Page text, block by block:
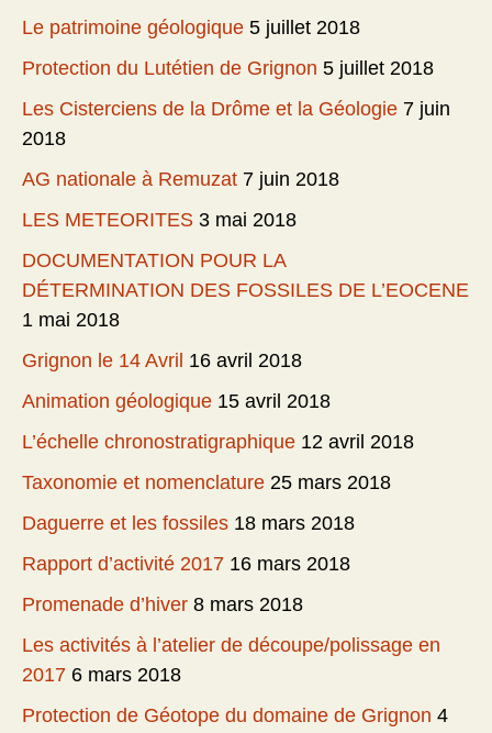
Le patrimoine géologique 5 juillet 2018
Protection du Lutétien de Grignon 5 juillet 2018
Les Cisterciens de la Drôme et la Géologie 7 juin
2018
AG nationale à Remuzat 7 juin 2018
LES METEORITES 3 mai 2018
DOCUMENTATION POUR LA
DÉTERMINATION DES FOSSILES DE L’EOCENE
1 mai 2018
Grignon le 14 Avril 16 avril 2018
Animation géologique 15 avril 2018
L’échelle chronostratigraphique 12 avril 2018
Taxonomie et nomenclature 25 mars 2018
Daguerre et les fossiles 18 mars 2018
Rapport d’activité 2017 16 mars 2018
Promenade d’hiver 8 mars 2018
Les activités à l’atelier de découpe/polissage en
2017 6 mars 2018
Protection de Géotope du domaine de Grignon 4